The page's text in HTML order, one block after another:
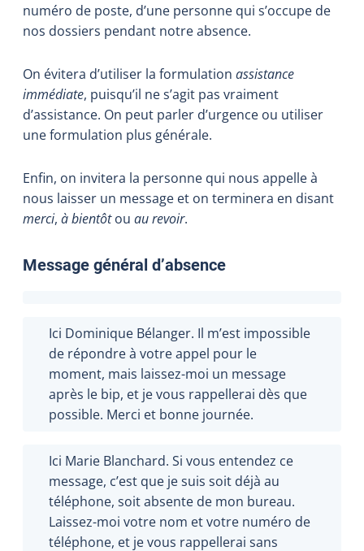
numéro de poste, d’une personne qui s’occupe de
nos dossiers pendant notre absence.
On évitera d’utiliser la formulation assistance
immédiate, puisqu’il ne s’agit pas vraiment
d’assistance. On peut parler d’urgence ou utiliser
une formulation plus générale.
Enfin, on invitera la personne qui nous appelle à
nous laisser un message et on terminera en disant
merci, à bientôtou au revoir.
Message général d’absence
Ici Dominique Bélanger. Il m’est impossible
de répondre à votre appel pour le
moment, mais laissez-moi un message
après le bip, et je vous rappellerai dès que
possible. Merci et bonne journée.
Ici Marie Blanchard. Si vous entendez ce
message, c’est que je suis soit déjà au
téléphone, soit absente de mon bureau.
Laissez-moi votre nom et votre numéro de
téléphone, et je vous rappellerai sans